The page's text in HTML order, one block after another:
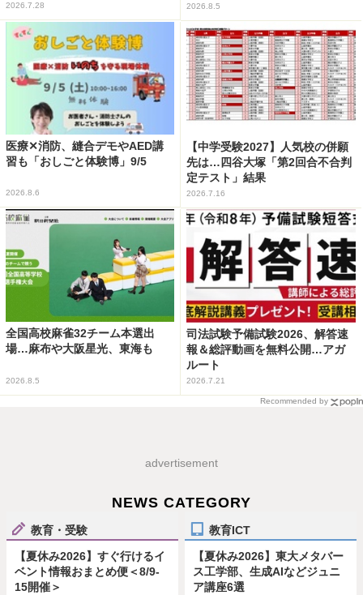
2026.7.28 2026.8.5
医療✕消防、縫合デモやAED講
習も「おしごと体験博」9/5
2026.8.6
【中学受験2027】人気校の併願
先は…四谷大塚「第2回合不合判
定テスト」結果
2026.7.16
全国高校麻雀32チーム本選出
場…麻布や大阪星光、東海も
2026.8.5
司法試験予備試験2026、解答速
報＆総評動画を無料公開…アガ
ルート
2026.7.21
Recommended by
advertisement
NEWS CATEGORY
教育・受験
【夏休み2026】すぐ行けるイ
ベント情報おまとめ便＜8/9-
15開催＞
教育ICT
【夏休み2026】東大メタバー
ス工学部、生成AIなどジュニ
ア講座6選